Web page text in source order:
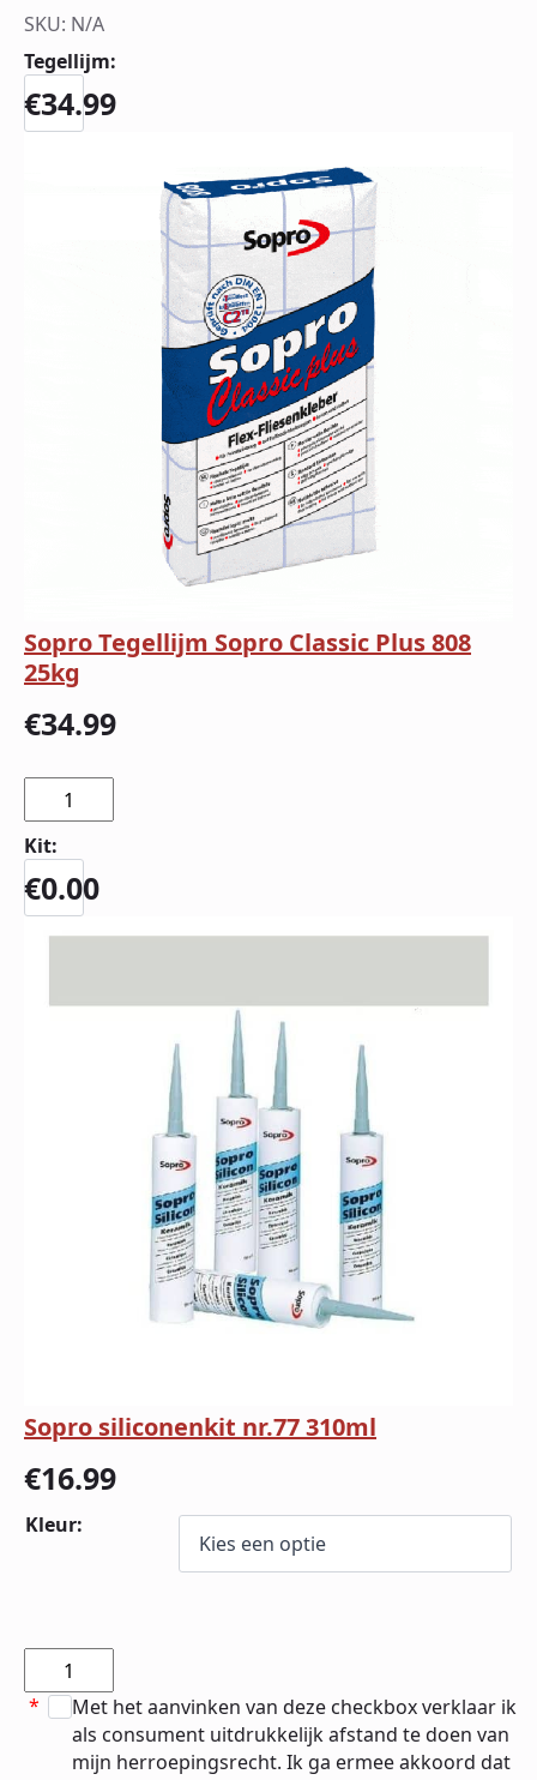
SKU: N/A
Tegellijm:
€34.99
Sopro Tegellijm Sopro Classic Plus 808
25kg
€34.99
Kit:
€0.00
Sopro siliconenkit nr.77 310ml
€16.99
Kleur
*
Met het aanvinken van deze checkbox verklaar ik
als consument uitdrukkelijk afstand te doen van
mijn herroepingsrecht. Ik ga ermee akkoord dat